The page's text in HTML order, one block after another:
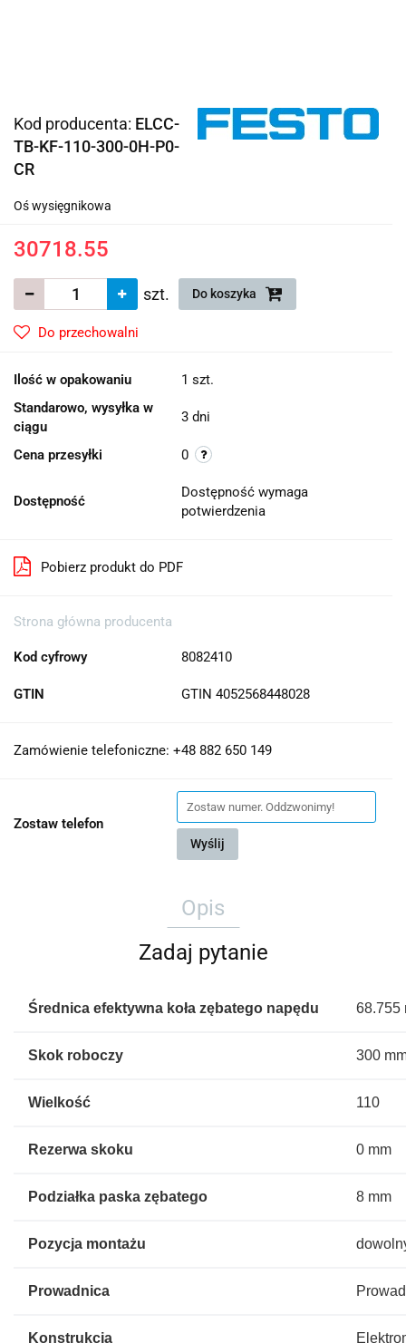
Kod producenta: ELCC-
TB-KF-110-300-0H-P0-
CR
Oś wysięgnikowa
30718.55
szt. Do koszyka
Do przechowalni
Ilość w opakowaniu
1 szt.
Standarowo, wysyłka w
ciągu
3 dni
Cena przesyłki 0
Dostępność
Dostępność wymaga
potwierdzenia
Pobierz produkt do PDF
Strona główna producenta
Kod cyfrowy 8082410
GTIN GTIN 4052568448028
Zamówienie telefoniczne: +48 882 650 149
Zostaw telefon
Wyślij
Opis
Zadaj pytanie
Średnica efektywna koła zębatego napędu 68.755
Skok roboczy 300
Wielkość 110
Rezerwa skoku 0 mm
Podziałka paska zębatego 8 mm
Pozycja montażu
Prowadnica
Konstrukcja